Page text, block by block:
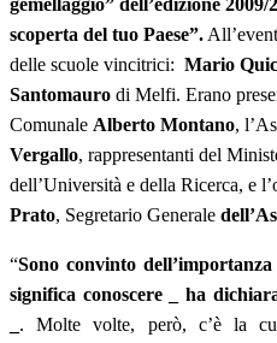
gemellaggio” dell’edizione
scoperta del tuo Paese”.
delle scuole vincitrici: Mario
Santomauro di Melfi. Erano
Comunale Alberto Montano,
Vergallo, rappresentanti del
dell’Università e della Ricerca, e
Prato, Segretario Generale
“Sono convinto
significa conoscere _ ha
. Molte volte, però, c’è la